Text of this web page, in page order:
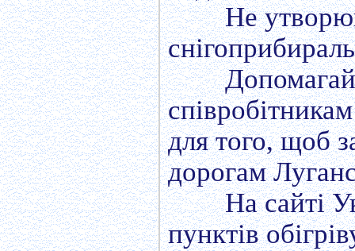
Не
для того, щоб
дорогам
На сайті
пунктів